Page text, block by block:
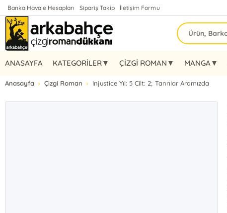
Banka Havale Hesapları Sipariş Takip İletişim Formu
ANASAYFA KATEGORİLER▼ ÇİZGİ ROMAN▼ MANGA▼
Anasayfa Çizgi Roman Injustice Yıl: 5 Cilt: 2; Tanrılar Aramızda